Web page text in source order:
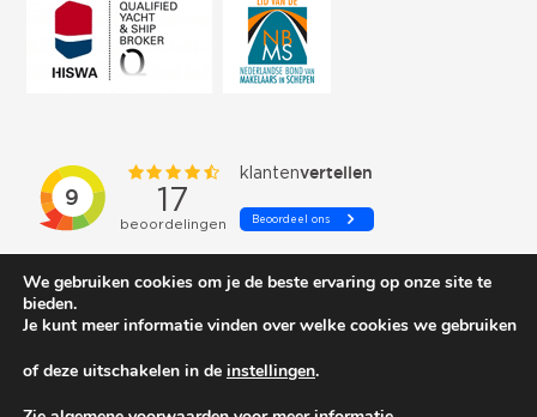
We gebruiken cookies om je de beste ervaring op onze site te
bieden.
Je kunt meer informatie vinden over welke cookies we gebruiken
of deze uitschakelen in de instellingen.